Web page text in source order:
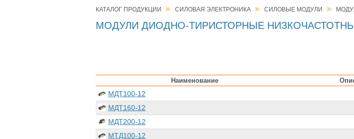
КАТАЛОГ ПРОДУКЦИИ » СИЛОВАЯ ЭЛЕКТРОНИКА » СИЛОВЫЕ МОДУЛИ »
МОДУЛИ ДИОДНО-ТИРИСТОРНЫЕ
Наименование
МДТ100-12
МДТ160-12
МДТ200-12
МТД100-12